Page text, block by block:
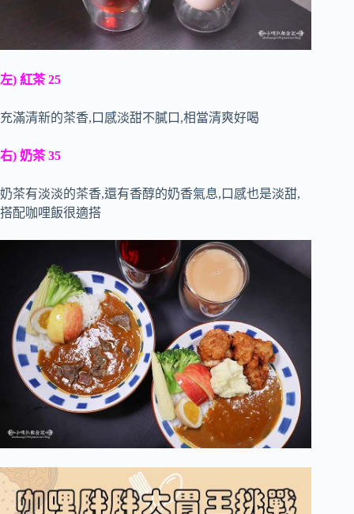
左) 紅茶 25
充滿清新的茶香,口感淡甜不膩口,相當清爽好喝
右) 奶茶 35
奶茶有淡淡的茶香,還有香醇的奶香氣息,口感也是淡甜,
搭配咖哩飯很適搭